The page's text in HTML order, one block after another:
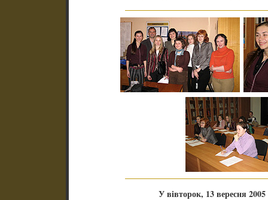
У вівторок, 13 вересня